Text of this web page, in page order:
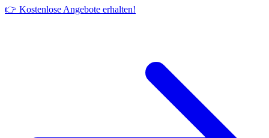
👉 Kostenlose Angebote erhalten!